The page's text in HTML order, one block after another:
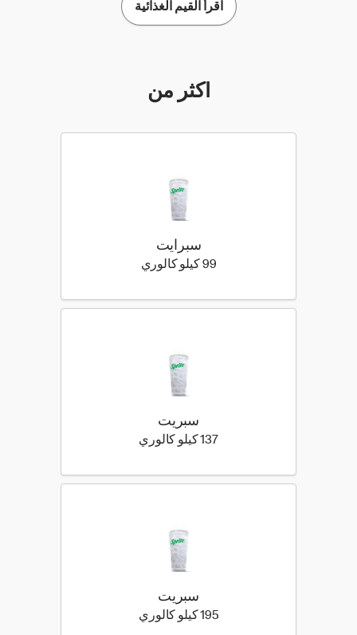
اقرأ القيم الغذائية
أكثر من
سبرايت
99 كيلو كالوري
سبريت
137 كيلو كالوري 137 كيلو سعرة حرارية
سبريت
195 كيلو كالوري 195 كيلو سعرة حرارية